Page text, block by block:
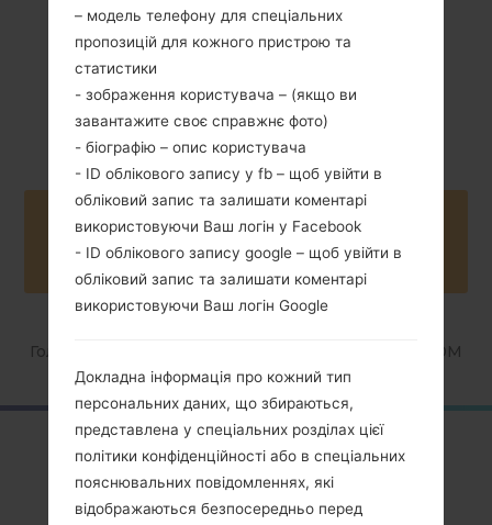
Березень, 2011
Buy accessories on Amazon
Головна SamsungGT-S5660M
ОглядSamsung GT-
S5660MGalaxy Gio
– модель телефону для спеціальних
пропозицій для кожного пристрою та
статистики
- зображення користувача – (якщо ви
завантажите своє справжнє фото)
- біографію – опис користувача
- ID облікового запису у fb – щоб увійти в
обліковий запис та залишати коментарі
використовуючи Ваш логін у Facebook
- ID облікового запису google – щоб увійти в
обліковий запис та залишати коментарі
використовуючи Ваш логін Google
Докладна інформація про кожний тип
персональних даних, що збираються,
представлена у спеціальних розділах цієї
політики конфіденційності або в спеціальних
пояснювальних повідомленнях, які
відображаються безпосередньо перед